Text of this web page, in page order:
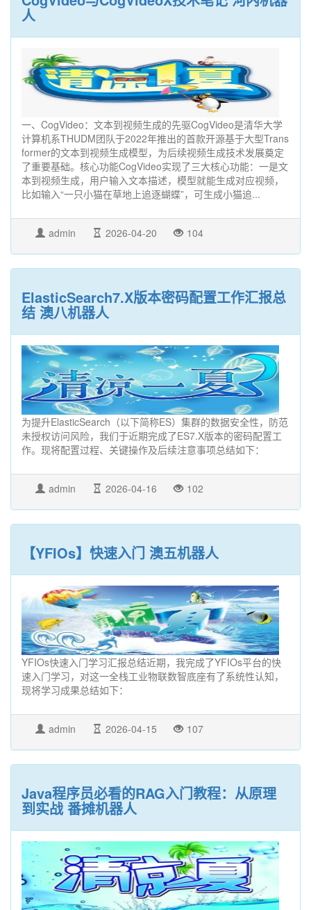
人
一、CogVideo：文本到视频生成的先驱CogVideo是清华大学
计算机系THUDM团队于2022年推出的首款开源基于大型Trans
former的文本到视频生成模型，为后续视频生成技术发展奠定
了重要基础。核心功能CogVideo实现了三大核心功能：一是文
本到视频生成，用户输入文本描述，模型就能生成对应视频，
比如输入“一只小猫在草地上追逐蝴蝶”，可生成小猫追...
admin 2026-04-20 104
ElasticSearch7.X版本密码配置工作汇报总
结 澳八机器人
为提升ElasticSearch（以下简称ES）集群的数据安全性，防范
未授权访问风险，我们于近期完成了ES7.X版本的密码配置工
作。现将配置过程、关键操作及后续注意事项总结如下：
admin 2026-04-16 102
【YFIOs】快速入门 澳五机器人
YFIOs快速入门学习汇报总结近期，我完成了YFIOs平台的快
速入门学习，对这一全栈工业物联数智底座有了系统性认知，
现将学习成果总结如下：
admin 2026-04-15 107
Java程序员必看的RAG入门教程：从原理
到实战 番摊机器人